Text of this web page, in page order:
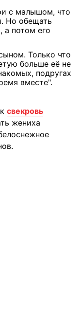
с малышом, что
Но обещать
а потом его
Только что
больше её не
подругах
вместе".
свекровь
жениха